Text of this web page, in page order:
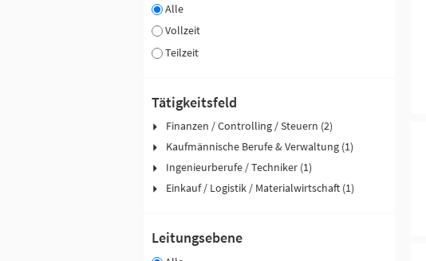
Alle
Vollzeit
Teilzeit
Tätigkeitsfeld
Finanzen / Controlling / Steuern (2)
Kaufmännische Berufe & Verwaltung (1)
Ingenieurberufe / Techniker (1)
Einkauf / Logistik / Materialwirtschaft (1)
Leitungsebene